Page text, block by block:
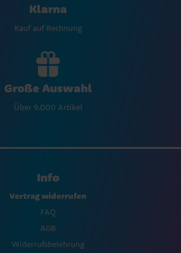
Klarna
Kauf auf Rechnung
Große Auswahl
Über 9.000 Artikel
Info
Vertrag widerrufen
FAQ
AGB
Widerrufsbelehrung